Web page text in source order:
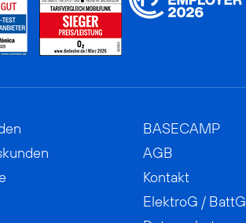
BASECAMP
AGB
Kontakt
ElektroG / BattG